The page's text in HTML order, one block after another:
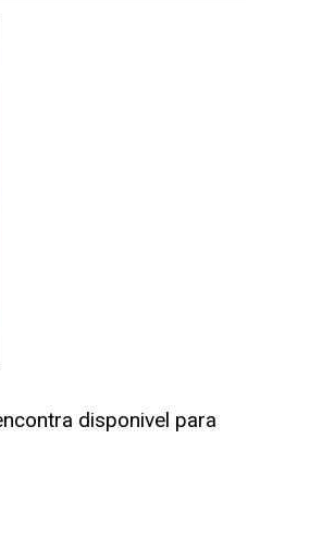
disponivel para